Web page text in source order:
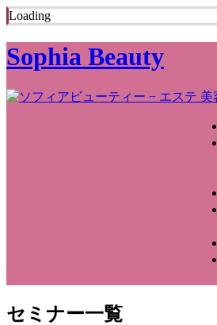
Loading
Sophia Beauty
セミナー一覧